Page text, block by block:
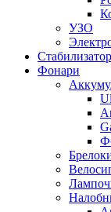
УЗО
Фонари